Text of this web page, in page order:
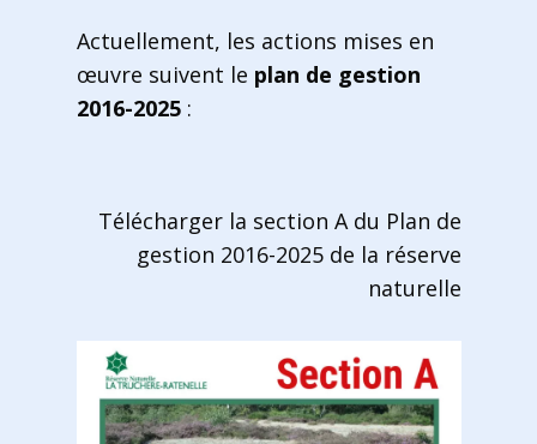
Actuellement, les actions mises en
œuvre suivent le plan de gestion
2016-2025:
Télécharger la section A du Plan de
gestion 2016-2025 de la réserve
naturelle